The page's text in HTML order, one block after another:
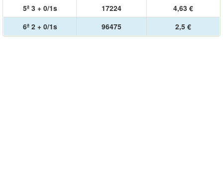
5ª 3 + 0/1s
17224
4,63 €
6ª 2 + 0/1s
96475 2,5 €